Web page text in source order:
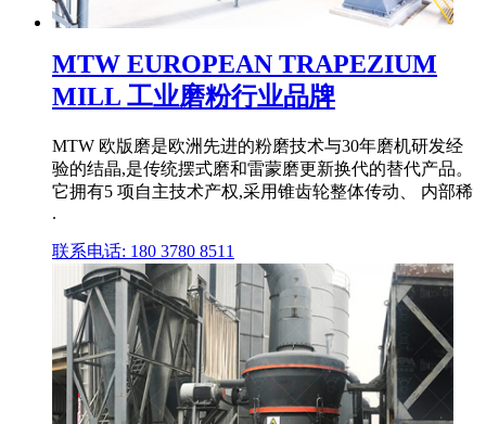
MTW EUROPEAN TRAPEZIUM
MILL 工业磨粉行业品牌
MTW 欧版磨是欧洲先进的粉磨技术与30年磨机研发经
验的结晶,是传统摆式磨和雷蒙磨更新换代的替代产品。
它拥有5 项自主技术产权,采用锥齿轮整体传动、 内部稀
.
联系电话: 180 3780 8511